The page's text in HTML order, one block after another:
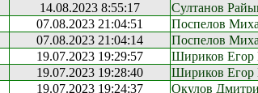
14.08.2023 8:55:17 Султанов
07.08.2023 21:04:51 Поспелов
07.08.2023 21:04:14 Поспелов
19.07.2023 19:29:57 Шириков Егор
19.07.2023 19:28:40 Шириков Егор
19.07.2023 19:24:37 Окулов